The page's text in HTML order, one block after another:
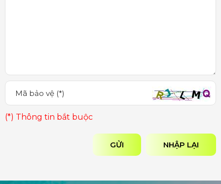
(*) Thông tin bắt buộc
NHẬP LẠI
GỬI